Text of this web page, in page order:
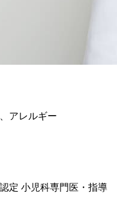
アレルギー
定 小児科専門医・指導